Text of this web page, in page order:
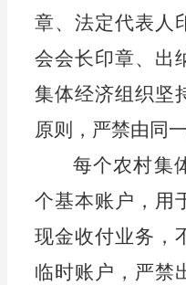
章、 法定代表人
会会长印章、出
集体经济组织坚
原则，严禁由 同
每个农村集
个基本账户， 用
现金收付业务，
临时账户 ， 严禁